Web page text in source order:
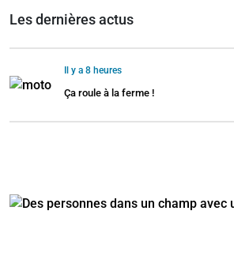
Les dernières actus
Il y a 8 heures
Ça roule à la ferme !